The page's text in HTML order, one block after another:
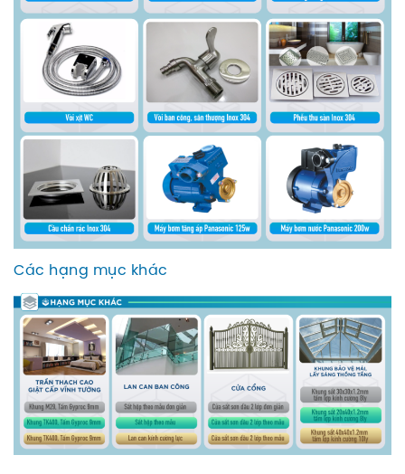
Các hạng mục khác